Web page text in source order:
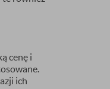
cenę i
ich